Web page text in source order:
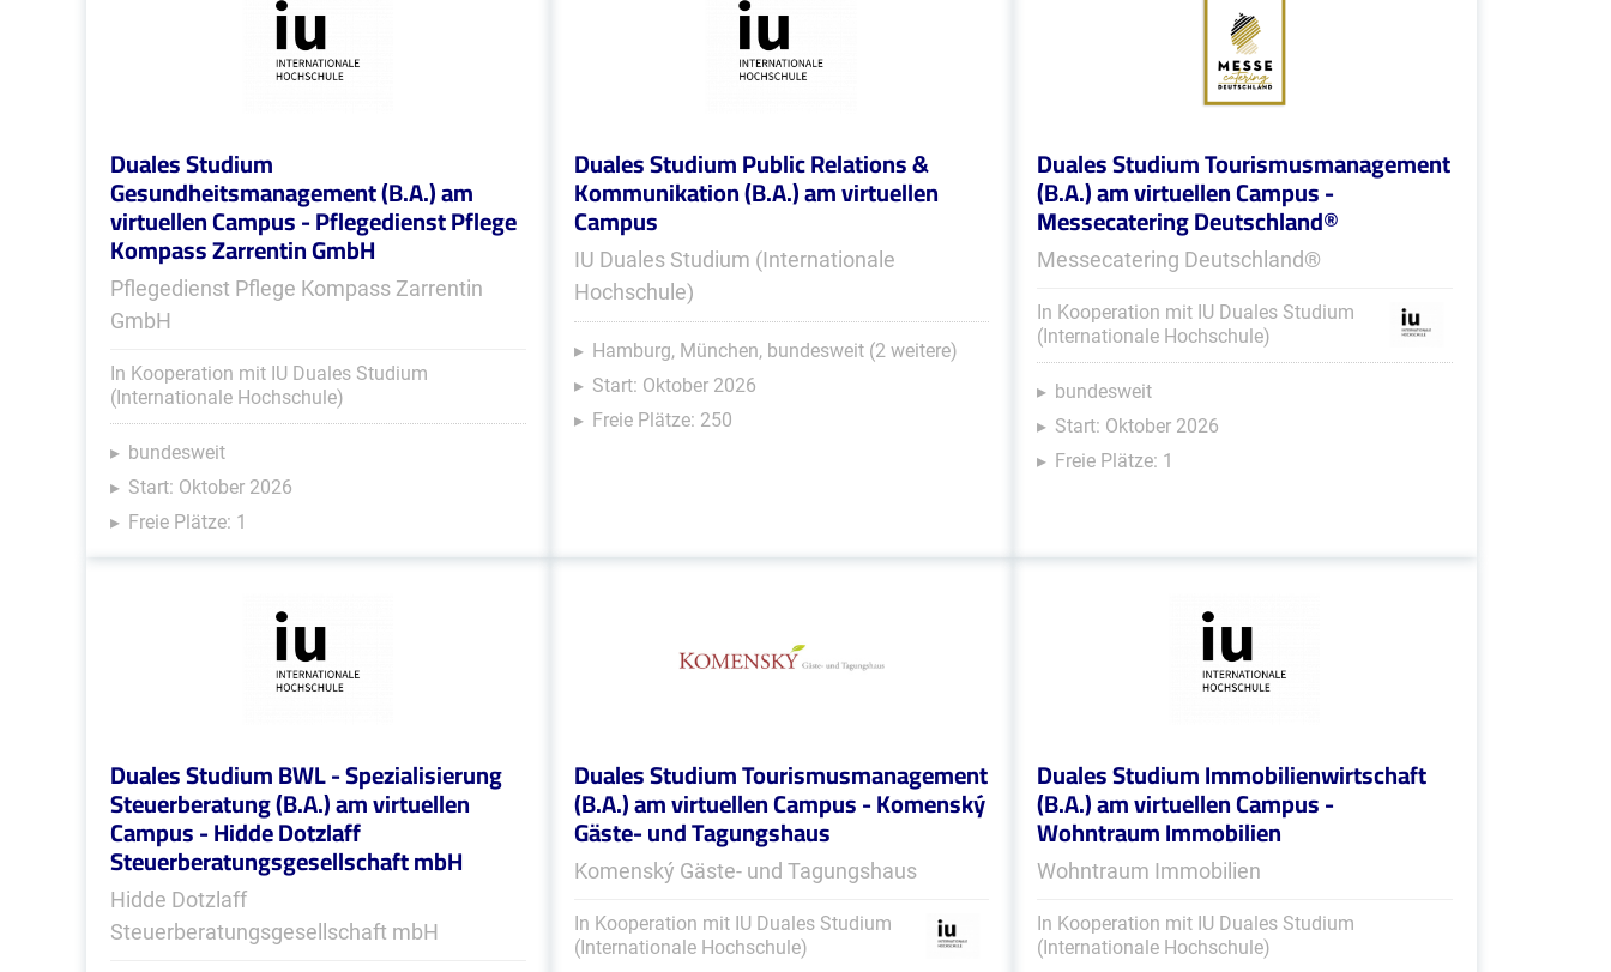
Duales Studium
Gesundheitsmanagement (B.A.) am
virtuellen Campus - Pflegedienst Pflege
Kompass Zarrentin GmbH
Pflegedienst Pflege Kompass Zarrentin
GmbH
In Kooperation mit IU Duales Studium
(Internationale Hochschule)
bundesweit
Start: Oktober 2026
Freie Plätze: 1
Duales Studium Public Relations &
Kommunikation (B.A.) am virtuellen
Campus
IU Duales Studium (Internationale
Hochschule)
Hamburg, München, bundesweit (2 weitere)
Start: Oktober 2026
Freie Plätze: 250
Duales Studium Tourismusmanagement
(B.A.) am virtuellen Campus -
Messecatering Deutschland®
Messecatering Deutschland®
In Kooperation mit IU Duales Studium
(Internationale Hochschule)
bundesweit
Start: Oktober 2026
Freie Plätze: 1
Duales Studium BWL - Spezialisierung
Steuerberatung (B.A.) am virtuellen
Campus - Hidde Dotzlaff
Steuerberatungsgesellschaft mbH
Hidde Dotzlaff
Steuerberatungsgesellschaft mbH
Duales Studium Tourismusmanagement
(B.A.) am virtuellen Campus - Komenský
Gäste- und Tagungshaus
Komenský Gäste- und Tagungshaus
In Kooperation mit IU Duales Studium
(Internationale Hochschule)
Duales Studium Immobilienwirtschaft
(B.A.) am virtuellen Campus -
Wohntraum Immobilien
Wohntraum Immobilien
In Kooperation mit IU Duales Studium
(Internationale Hochschule)